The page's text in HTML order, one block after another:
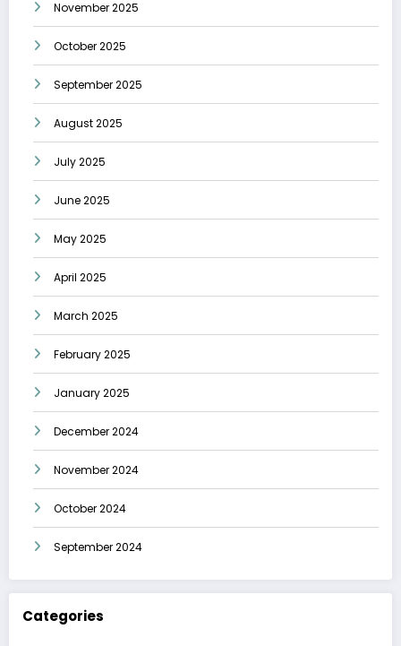
November 2025
October 2025
September 2025
August 2025
July 2025
June 2025
May 2025
April 2025
March 2025
February 2025
January 2025
December 2024
November 2024
October 2024
September 2024
Categories